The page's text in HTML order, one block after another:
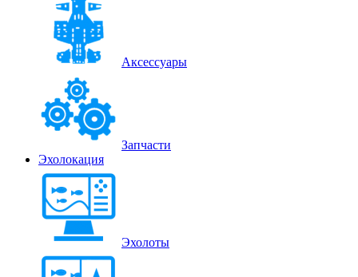
Аксессуары
Запчасти
Эхолокация
Эхолоты